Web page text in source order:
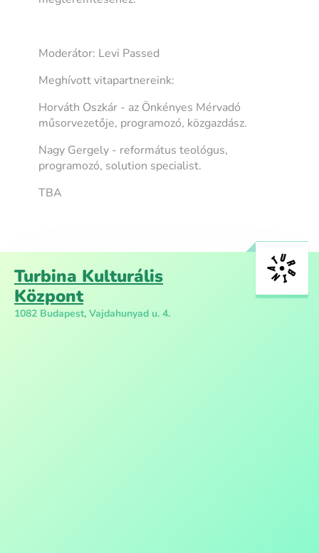
Moderátor: Levi Passed
Meghívott vitapartnereink:
Horváth Oszkár - az Önkényes Mérvadó
műsorvezetője, programozó, közgazdász.
Nagy Gergely - református teológus,
programozó, solution specialist.
TBA
Turbina Kulturális
Központ
1082 Budapest, Vajdahunyad u. 4.